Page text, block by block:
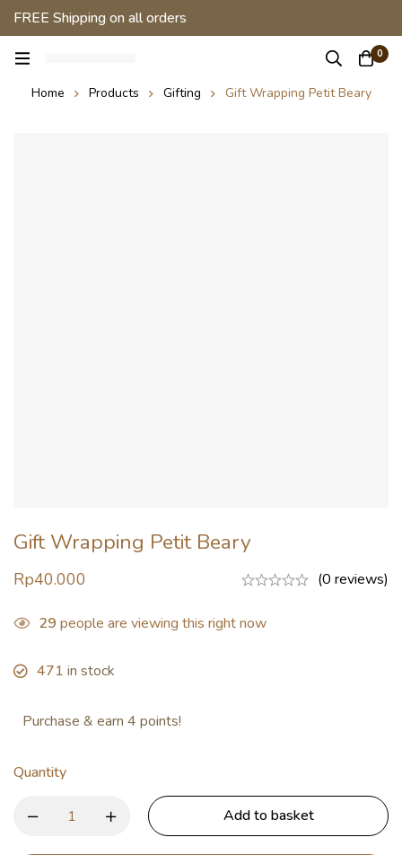
FREE Shipping on all orders
0
Home Products Gifting Gift Wrapping Petit Beary
Gift Wrapping Petit Beary
Rp40.000 (0 reviews)
29 people are viewing this right now
471 in stock
Purchase & earn 4 points!
Quantity
Add to basket